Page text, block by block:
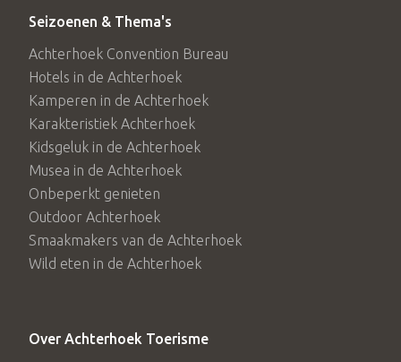
Seizoenen & Thema's
Achterhoek Convention Bureau
Hotels in de Achterhoek
Kamperen in de Achterhoek
Karakteristiek Achterhoek
Kidsgeluk in de Achterhoek
Musea in de Achterhoek
Onbeperkt genieten
Outdoor Achterhoek
Smaakmakers van de Achterhoek
Wild eten in de Achterhoek
Over Achterhoek Toerisme